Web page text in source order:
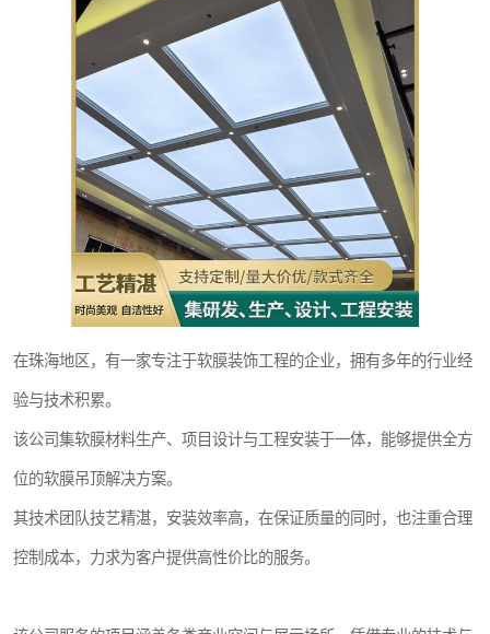
在珠海地区，有一家专注于软膜装饰工程的企业，拥有多年的行业经
验与技术积累。
该公司集软膜材料生产、项目设计与工程安装于一体，能够提供全方
位的软膜吊顶解决方案。
其技术团队技艺精湛，安装效率高，在保证质量的同时，也注重合理
控制成本，力求为客户提供高性价比的服务。